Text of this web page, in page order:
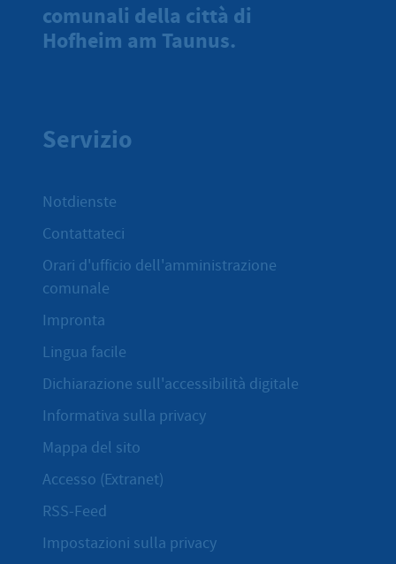
comunali della città di
Hofheim am Taunus.
Servizio
Notdienste
Contattateci
Orari d'ufficio dell'amministrazione
comunale
Impronta
Lingua facile
Dichiarazione sull'accessibilità digitale
Informativa sulla privacy
Mappa del sito
Accesso (Extranet)
RSS-Feed
Impostazioni sulla privacy